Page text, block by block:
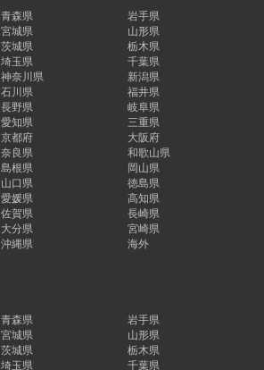
青森県
岩手県
宮城県
山形県
茨城県
栃木県
埼玉県
千葉県
神奈川県
新潟県
石川県
福井県
長野県
岐阜県
愛知県
三重県
京都府
大阪府
奈良県
和歌山県
島根県
岡山県
山口県
徳島県
愛媛県
高知県
佐賀県
長崎県
大分県
宮崎県
沖縄県 海外
青森県
岩手県
宮城県
山形県
茨城県
栃木県
埼玉県
千葉県